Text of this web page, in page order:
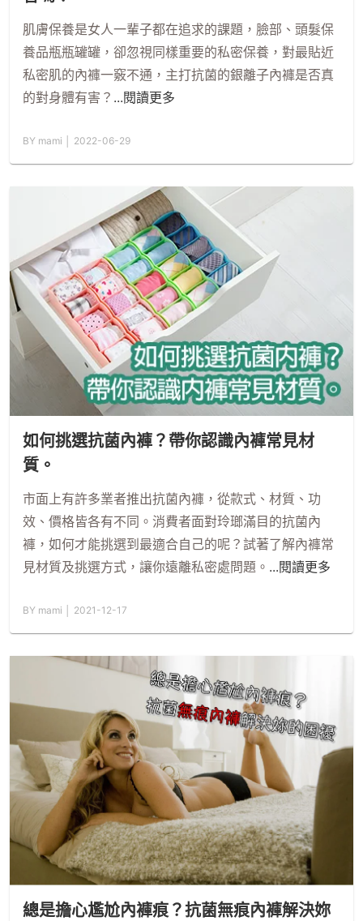
肌膚保養是女人一輩子都在追求的課題，臉部、頭髮保
養品瓶瓶罐罐，卻忽視同樣重要的私密保養，對最貼近
私密肌的內褲一竅不通，主打抗菌的銀離子內褲是否真
的對身體有害？ ...閱讀更多
BY mami │ 2022-06-29
如何挑選抗菌內褲？帶你認識內褲常見材
質。
市面上有許多業者推出抗菌內褲，從款式、材質、功
效、價格皆各有不同。消費者面對玲瑯滿目的抗菌內
褲，如何才能挑選到最適合自己的呢？試著了解內褲常
見材質及挑選方式，讓你遠離私密處問題。 ...閱讀更多
BY mami │ 2021-12-17
總是擔心尷尬內褲痕？抗菌無痕內褲解決妳